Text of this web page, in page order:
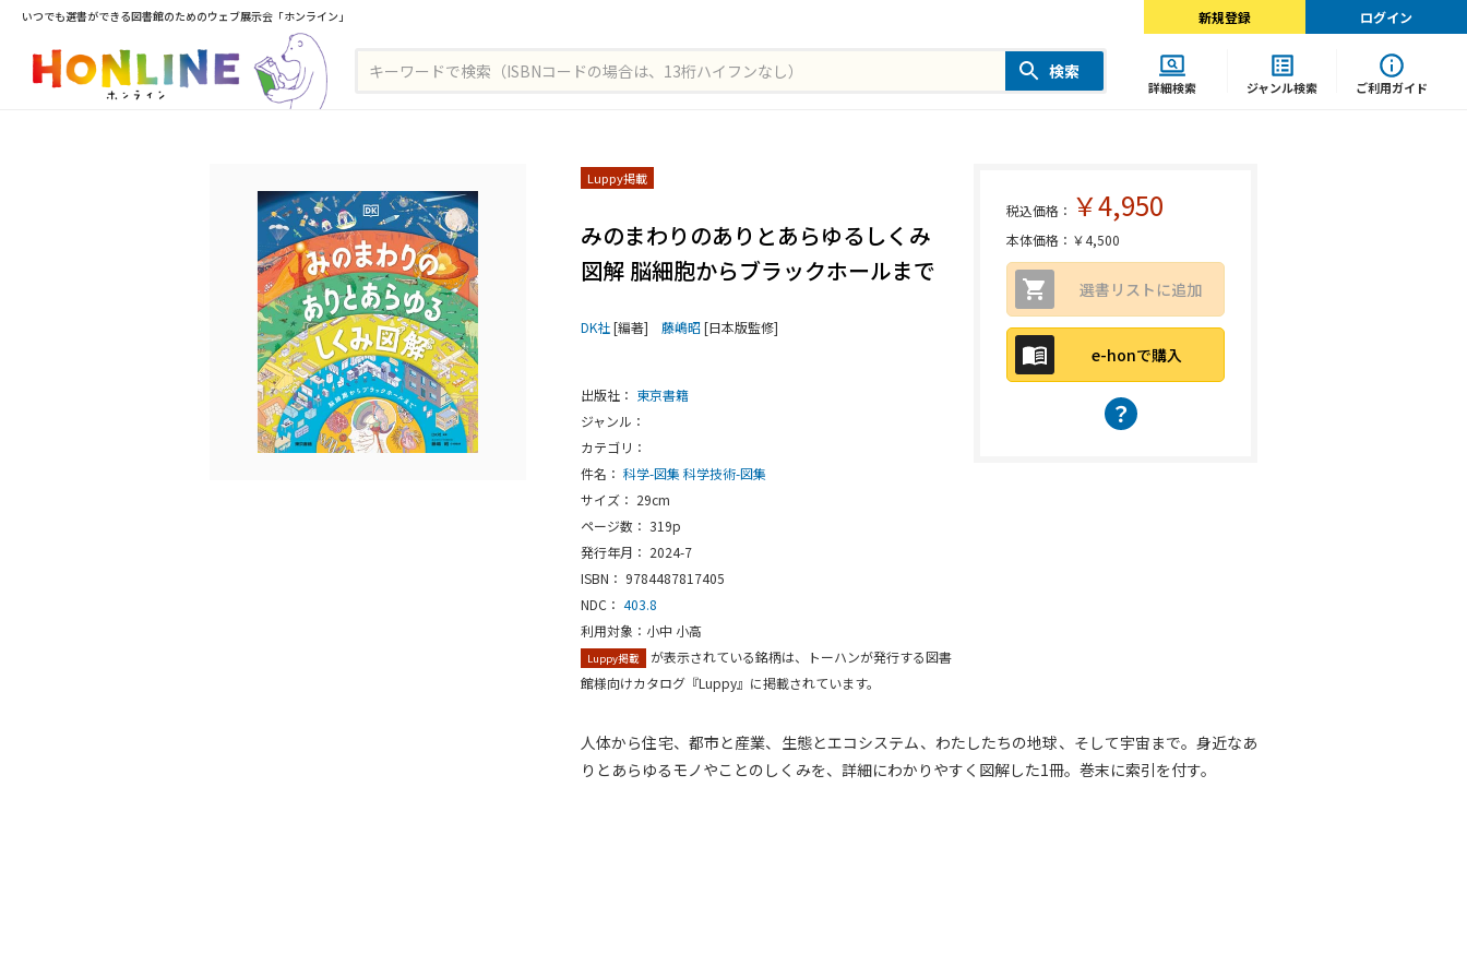
いつでも選書ができる図書館のためのウェブ展示会「ホンライン」 新規登録 ログイン
検索
詳細検索 ジャンル検索 ご利用ガイド
Luppy掲載
みのまわりのありとあらゆるしくみ
図解 脳細胞からブラックホールまで
DK社[編著] 藤嶋昭[日本版監修]
出版社： 東京書籍
ジャンル：
カテゴリ：
件名： 科学-図集 科学技術-図集
サイズ： 29cm
ページ数： 319p
発行年月： 2024-7
ISBN： 9784487817405
NDC： 403.8
利用対象：小中 小高
Luppy掲載
が表示されている銘柄は、トーハンが発行する図書
館様向けカタログ『Luppy』に掲載されています。
税込価格： ￥4,950
本体価格：￥4,500
選書リストに追加
e-honで購入
？
人体から住宅、都市と産業、生態とエコシステム、わたしたちの地球、そして宇宙まで。身近なあ
りとあらゆるモノやことのしくみを、詳細にわかりやすく図解した1冊。巻末に索引を付す。